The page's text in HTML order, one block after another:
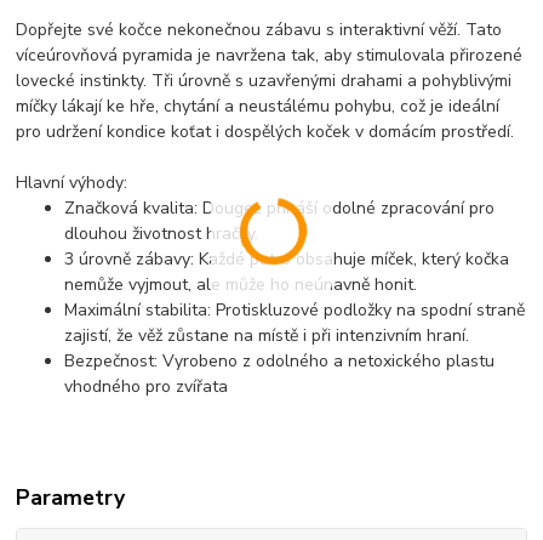
Dopřejte své kočce nekonečnou zábavu s interaktivní věží. Tato
víceúrovňová pyramida je navržena tak, aby stimulovala přirozené
lovecké instinkty. Tři úrovně s uzavřenými drahami a pohyblivými
míčky lákají ke hře, chytání a neustálému pohybu, což je ideální
pro udržení kondice koťat i dospělých koček v domácím prostředí.
Hlavní výhody:
Značková kvalita: Dougez přináší odolné zpracování pro
dlouhou životnost hračky.
3 úrovně zábavy: Každé patro obsahuje míček, který kočka
nemůže vyjmout, ale může ho neúnavně honit.
Maximální stabilita: Protiskluzové podložky na spodní straně
zajistí, že věž zůstane na místě i při intenzivním hraní.
Bezpečnost: Vyrobeno z odolného a netoxického plastu
vhodného pro zvířata
Parametry